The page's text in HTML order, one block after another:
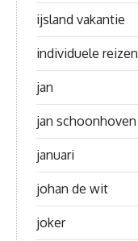
ijsland vakantie
individuele reizen
jan
jan schoonhoven
januari
johan de wit
joker